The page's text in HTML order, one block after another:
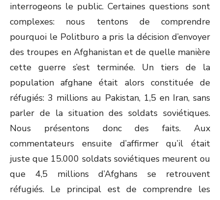
interrogeons le public. Certaines questions sont
complexes: nous tentons de comprendre
pourquoi le Politburo a pris la décision d’envoyer
des troupes en Afghanistan et de quelle manière
cette guerre s’est terminée. Un tiers de la
population afghane était alors constituée de
réfugiés: 3 millions au Pakistan, 1,5 en Iran, sans
parler de la situation des soldats soviétiques.
Nous présentons donc des faits. Aux
commentateurs ensuite d’affirmer qu’il était
juste que 15.000 soldats soviétiques meurent ou
que 4,5 millions d’Afghans se retrouvent
réfugiés. Le principal est de comprendre les